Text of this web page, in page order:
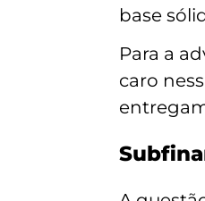
base
Para a
caro